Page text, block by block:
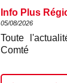
Info Plus
05/08/2026
Toute
Comté